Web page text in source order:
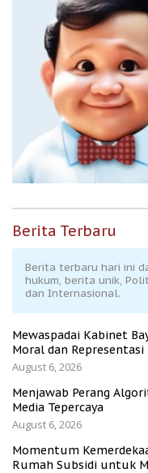
Berita Terbaru
Berita terbaru hari ini
hukum, berita unik,
dan Internasional.
Mewaspadai Kabinet
Moral dan Representasi
August 6, 2026
Menjawab Perang
Media Tepercaya
August 6, 2026
Momentum
Rumah Subsidi untuk